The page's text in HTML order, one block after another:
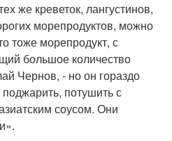
же креветок, лангустинов,
морепродуктов, можно
тоже морепродукт, с
большое количество
Чернов, - но он гораздо
потушить с
соусом. Они